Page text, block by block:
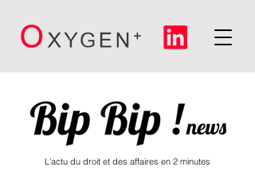
L’actu du droit et des affaires en 2 minutes